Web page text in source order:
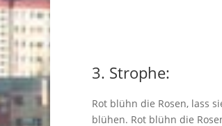
3. Strophe:
Rot blühn die Rosen, lass
blühen. Rot blühn die